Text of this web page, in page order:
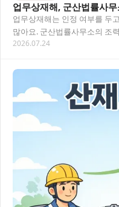
업무상재해, 군산법률사
업무상재해는 인정 여부를 두
많아요. 군산법률사무소의 조
확하게 대응하는 방법을 알아
2026.07.24